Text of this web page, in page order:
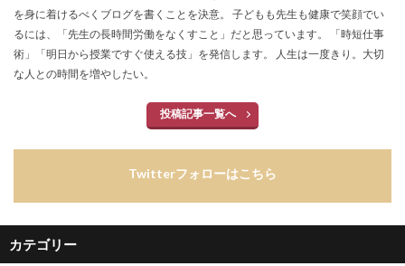
を身に着けるべくブログを書くことを決意。 子どもも先生も健康で笑顔でい
るには、「先生の長時間労働をなくすこと」だと思っています。 「時短仕事
術」「明日から授業ですぐ使える技」を発信します。 人生は一度きり。大切
な人との時間を増やしたい。
投稿記事一覧へ
Twitterフォローはこちら
カテゴリー